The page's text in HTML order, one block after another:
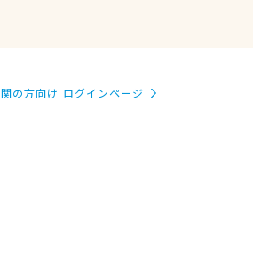
の方向け ログインページ